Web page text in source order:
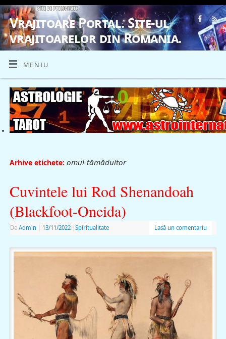
Vrajitoare Portal. Site-ul
vrajitoarelor din Romania.
VRAJITOARE, VRAJITOARELE, VRAJITOARE
MENIU
Arhive etichete: omul-tămăduitor
Cuvintele lui Rod Shenandoah
(Blackfoot-Oneida)
De Admin 13/11/2022 Spiritualitate Lasă un comentariu